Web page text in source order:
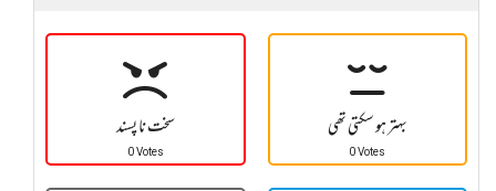
سخت نا پسند
0 Votes
بہتر ہو سکتی تھی
0 Votes